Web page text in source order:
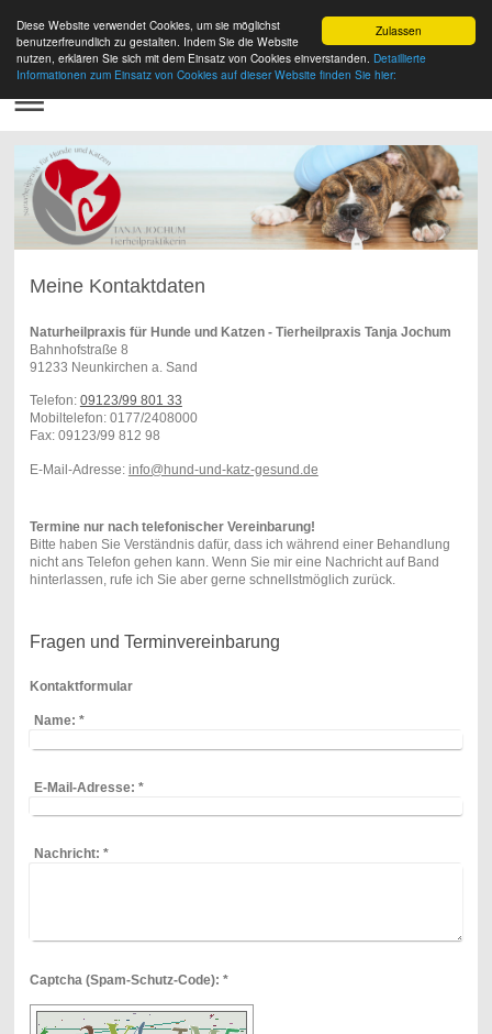
Zulassen
Diese Website verwendet Cookies, um sie möglichst
benutzerfreundlich zu gestalten. Indem Sie die Website
nutzen, erklären Sie sich mit dem Einsatz von Cookies einverstanden. Detaillierte
Informationen zum Einsatz von Cookies auf dieser Website finden Sie hier:
Meine Kontaktdaten
Naturheilpraxis für Hunde und Katzen - Tierheilpraxis Tanja Jochum
Bahnhofstraße 8
91233 Neunkirchen a. Sand
Telefon: 09123/99 801 33
Mobiltelefon: 0177/2408000
Fax: 09123/99 812 98
E-Mail-Adresse: info@hund-und-katz-gesund.de
Termine nur nach telefonischer Vereinbarung!
Bitte haben Sie Verständnis dafür, dass ich während einer Behandlung
nicht ans Telefon gehen kann. Wenn Sie mir eine Nachricht auf Band
hinterlassen, rufe ich Sie aber gerne schnellstmöglich zurück.
Fragen und Terminvereinbarung
Kontaktformular
Name: *
E-Mail-Adresse: *
Nachricht: *
Captcha (Spam-Schutz-Code): *